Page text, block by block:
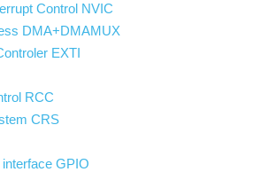
Control NVIC
DMA+DMAMUX
EXTI
RCC
CRS
GPIO